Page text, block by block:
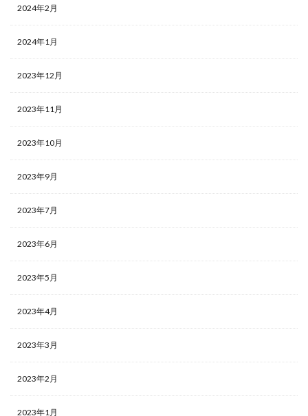
2024年2月
2024年1月
2023年12月
2023年11月
2023年10月
2023年9月
2023年7月
2023年6月
2023年5月
2023年4月
2023年3月
2023年2月
2023年1月